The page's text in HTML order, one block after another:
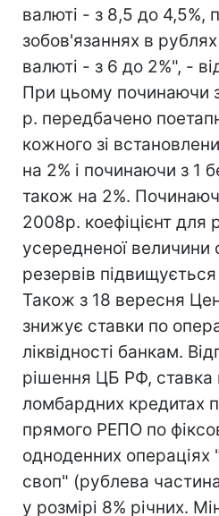
валюті - з 8,5 до 4,5%,
зобов'язаннях в рублях
валюті - з 6 до 2%", -
При цьому починаючи
р. передбачено
кожного зі
на 2% і починаючи з 1
також на 2%.
2008р. коефіцієнт для
усередненої величини
резервів
Також з 18 вересня
знижує ставки по
ліквідності банкам.
рішення ЦБ РФ, ставка
ломбардних кредитах
прямого РЕПО по
одноденних операціях
своп" (рублева
у розмірі 8% річних.